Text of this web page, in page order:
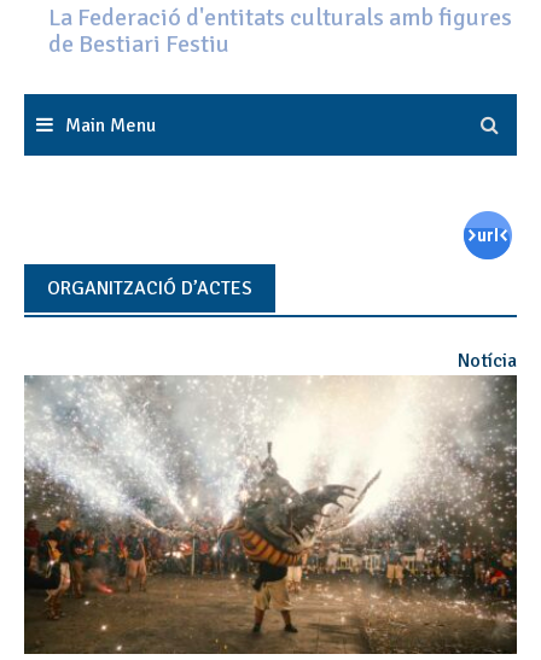
La Federació d'entitats culturals amb figures
de Bestiari Festiu
Main Menu
ORGANITZACIÓ D’ACTES
Notícia